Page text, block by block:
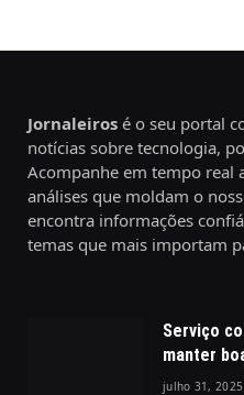
Jornaleiros é o seu portal
notícias sobre tecnologia,
Acompanhe em tempo real
análises que moldam o
encontra informações
temas que mais importam
Serviço
manter
julho 31, 2025